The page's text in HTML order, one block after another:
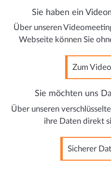
Sie haben ein
Über unseren
Webseite können Sie
Zum
Sie möchten uns
Über unseren
ihre Daten direkt
Sicherer